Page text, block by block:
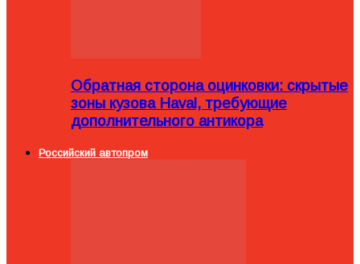
Обратная сторона оцинковки: скрытые
зоны кузова Haval, требующие
дополнительного антикора
Российский автопром